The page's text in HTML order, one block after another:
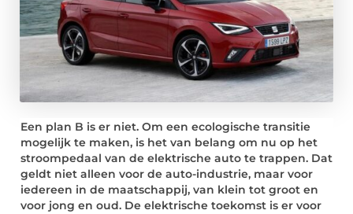
Een plan B is er niet. Om een ecologische transitie
mogelijk te maken, is het van belang om nu op het
stroompedaal van de elektrische auto te trappen. Dat
geldt niet alleen voor de auto-industrie, maar voor
iedereen in de maatschappij, van klein tot groot en
voor jong en oud. De elektrische toekomst is er voor